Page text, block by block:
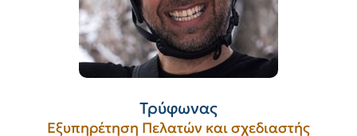
Τρύφωνας
Εξυπηρέτηση Πελατών και σχεδιαστής